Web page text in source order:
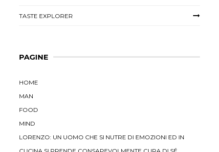
TASTE EXPLORER
PAGINE
HOME
MAN
FOOD
MIND
LORENZO: UN UOMO CHE SI NUTRE DI EMOZIONI ED IN